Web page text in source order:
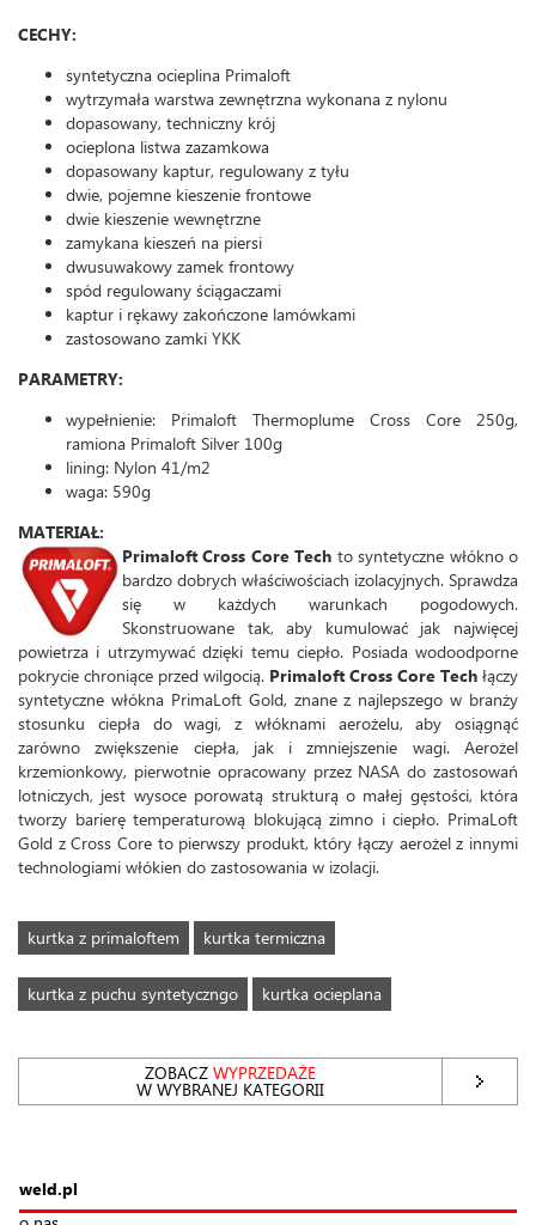
CECHY:
syntetyczna ocieplina Primaloft
wytrzymała warstwa zewnętrzna wykonana z nylonu
dopasowany, techniczny krój
ocieplona listwa zazamkowa
dopasowany kaptur, regulowany z tyłu
dwie, pojemne kieszenie frontowe
dwie kieszenie wewnętrzne
zamykana kieszeń na piersi
dwusuwakowy zamek frontowy
spód regulowany ściągaczami
kaptur i rękawy zakończone lamówkami
zastosowano zamki YKK
PARAMETRY:
wypełnienie: Primaloft Thermoplume Cross Core 250g,
ramiona Primaloft Silver 100g
lining: Nylon 41/m2
waga: 590g
MATERIAŁ:
Primaloft Cross Core Tech to syntetyczne włókno o
bardzo dobrych właściwościach izolacyjnych. Sprawdza
się w każdych warunkach pogodowych.
Skonstruowane tak, aby kumulować jak najwięcej
powietrza i utrzymywać dzięki temu ciepło. Posiada wodoodporne
pokrycie chroniące przed wilgocią. Primaloft Cross Core Tech łączy
syntetyczne włókna PrimaLoft Gold, znane z najlepszego w branży
stosunku ciepła do wagi, z włóknami aerożelu, aby osiągnąć
zarówno zwiększenie ciepła, jak i zmniejszenie wagi. Aerożel
krzemionkowy, pierwotnie opracowany przez NASA do zastosowań
lotniczych, jest wysoce porowatą strukturą o małej gęstości, która
tworzy barierę temperaturową blokującą zimno i ciepło. PrimaLoft
Gold z Cross Core to pierwszy produkt, który łączy aerożel z innymi
technologiami włókien do zastosowania w izolacji.
kurtka z primaloftem kurtka termiczna
kurtka z puchu syntetyczngo kurtka ocieplana
ZOBACZWYPRZEDAŻE
W WYBRANEJ KATEGORII
weld.pl